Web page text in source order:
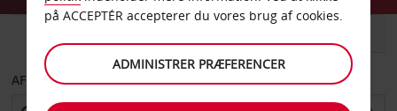
AFHENT FRA
på ACCEPTÉR accepterer du vores brug af cookies.
ADMINISTRER PRÆFERENCER